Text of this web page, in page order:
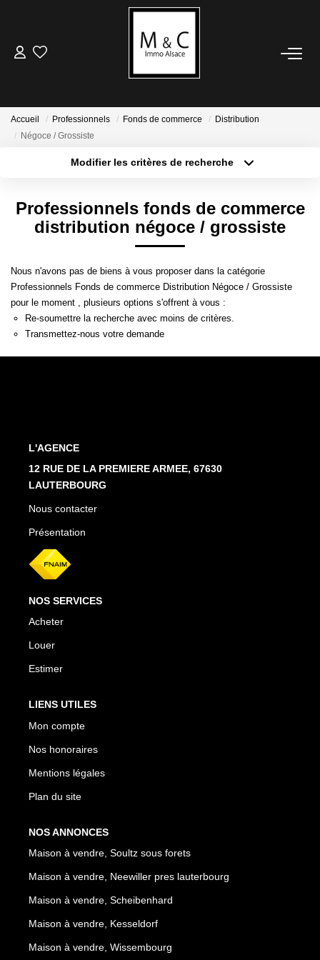
ACHETER
LOUER
VENDRE
Estimation En Ligne
ESTIMER
Avis De Valeur
Estimation En Ligne
agence@immo-alsace.fr
Accueil Professionnels Fonds de commerce
Distribution
Négoce / Grossiste
Modifier les critères de recherche
Sélectionnez...
Type de bien
Surface min
Créer une alerte
Professionnels fonds de commerce
distribution négoce / grossiste
Nous n'avons pas de biens à vous proposer dans la catégorie
Professionnels Fonds de commerce Distribution Négoce / Grossiste
pour le moment , plusieurs options s'offrent à vous :
Re-soumettre la recherche avec moins de critères.
Transmettez-nous votre demande
L'AGENCE
12 RUE DE LA PREMIERE ARMEE, 67630
LAUTERBOURG
Nous contacter
Présentation
NOS SERVICES
Acheter
Louer
Estimer
LIENS UTILES
Mon compte
Nos honoraires
Mentions légales
Plan du site
NOS ANNONCES
Maison à vendre, Soultz sous forets
Maison à vendre, Neewiller pres lauterbourg
Maison à vendre, Scheibenhard
Maison à vendre, Kesseldorf
Maison à vendre, Wissembourg